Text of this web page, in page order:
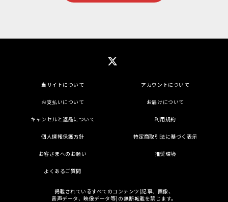
当サイトについて アカウントについて
お支払いについて お届けについて
キャンセルと返品について 利用規約
個人情報保護方針 特定商取引法に基づく表示
お客さまへのお願い 推奨環境
よくあるご質問
掲載されているすべてのコンテンツ(記事、画像、
音声データ、映像データ等)の無断転載を禁じます。